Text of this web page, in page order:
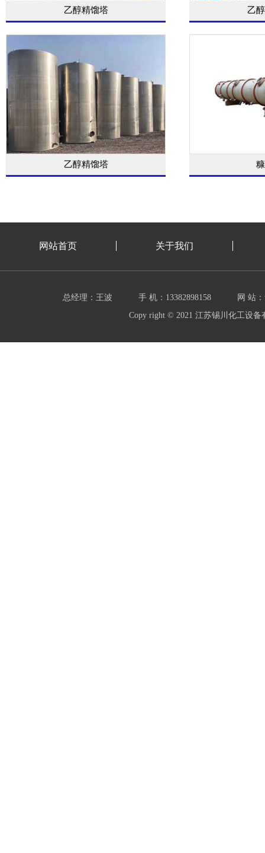
乙醇精馏塔 乙
乙醇精馏塔
网站首页 关于我们
总经理：王波 手 机：13382898158
网 站
Copy right © 2021 江苏锡川化工设